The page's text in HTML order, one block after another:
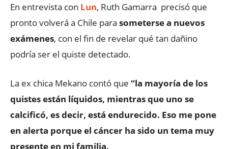
En entrevista con Lun, Ruth Gamarra precisó que
pronto volverá a Chile para someterse a nuevos
exámenes, con el fin de revelar qué tan dañino
podría ser el quiste detectado.
La ex chica Mekano contó que “la mayoría de los
quistes están líquidos, mientras que uno se
calcificó, es decir, está endurecido. Eso me pone
en alerta porque el cáncer ha sido un tema muy
presente en mi familia.